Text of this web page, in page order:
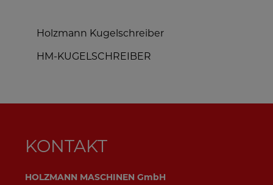
Holzmann Kugelschreiber
HM-KUGELSCHREIBER
KONTAKT
HOLZMANN MASCHINEN GmbH